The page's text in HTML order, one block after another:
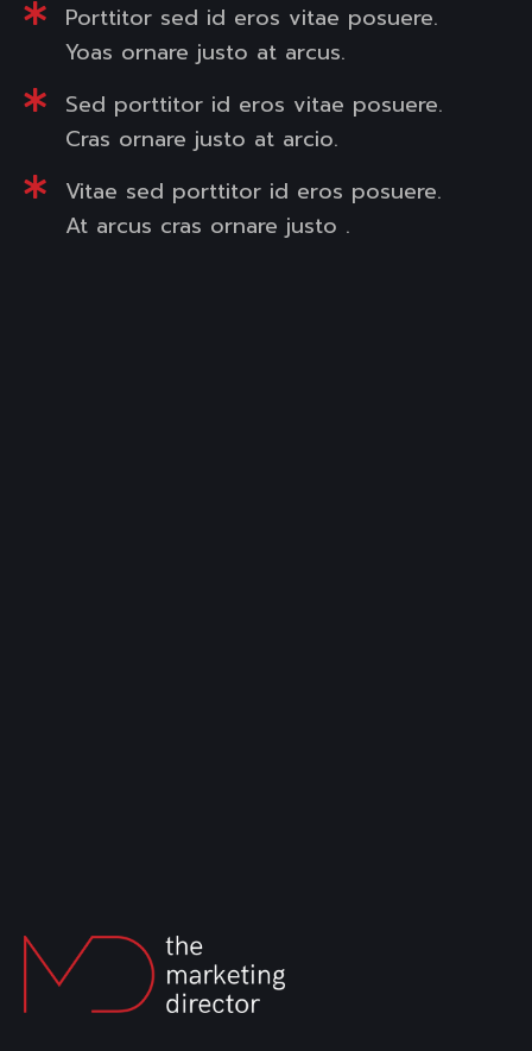
Porttitor sed id eros vitae posuere.
Yoas ornare justo at arcus.
Sed porttitor id eros vitae posuere.
Cras ornare justo at arcio.
Vitae sed porttitor id eros posuere.
At arcus cras ornare justo .